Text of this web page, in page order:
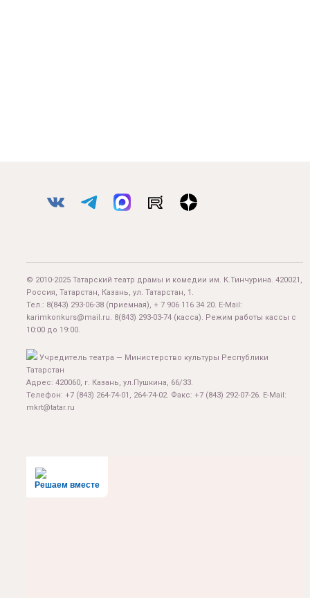
© 2010-2025 Татарский театр драмы и комедии им. К.Тинчурина. 420021,
Россия, Татарстан, Казань, ул. Татарстан, 1.
Тел.: 8(843) 293-06-38 (приемная), + 7 906 116 34 20. E-Mail:
karimkonkurs@mail.ru. 8(843) 293-03-74 (касса). Режим работы кассы с
10:00 до 19:00.
Учредитель театра — Министерство культуры Республики
Татарстан
Адрес: 420060, г. Казань, ул.Пушкина, 66/33.
Телефон: +7 (843) 264-74-01, 264-74-02. Факс: +7 (843) 292-07-26. E-Mail:
mkrt@tatar.ru
Решаем вместе